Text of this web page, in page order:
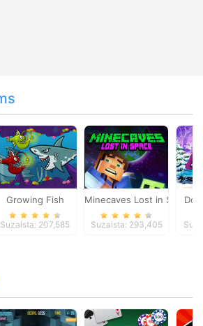
Growing Fish
Suzaista: 207,585
Minecaves Lost in Space
Suzaista: 293,405